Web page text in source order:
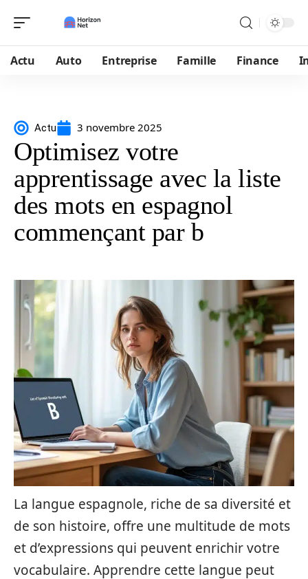
Actu Auto Entreprise Famille Finance
Actu 3 novembre 2025
Optimisez votre
apprentissage avec la liste
des mots en espagnol
commençant par b
La langue espagnole, riche de sa diversité et
de son histoire, offre une multitude de mots
et d’expressions qui peuvent enrichir votre
vocabulaire. Apprendre cette langue peut